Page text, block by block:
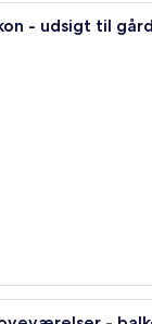
En
- udsigt til
Et